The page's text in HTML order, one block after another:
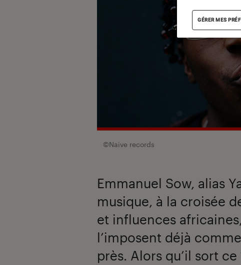
©Naïve records
Emmanuel Sow, alias
musique, à la croisée
et influences
l’imposent déjà
près. Alors qu’il sort
GÉRER MES